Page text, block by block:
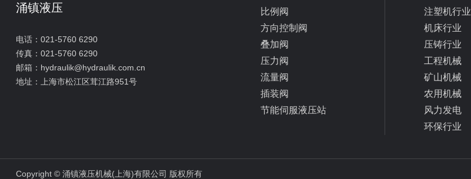
涌镇液压
电话： 021-5760 6290
传真： 021-5760 6290
邮箱： hydraulik@hydraulik.com.cn
地址：
上海市松江区茸江路951号
比例阀
方向控制阀
叠加阀
压力阀
流量阀
插装阀
节能伺服液压站
注塑机行业
机床行业
压铸行业
工程机械
矿山机械
农用机械
风力发电
环保行业
Copyright © 涌镇液压机械(上海)有限公司 版权所有